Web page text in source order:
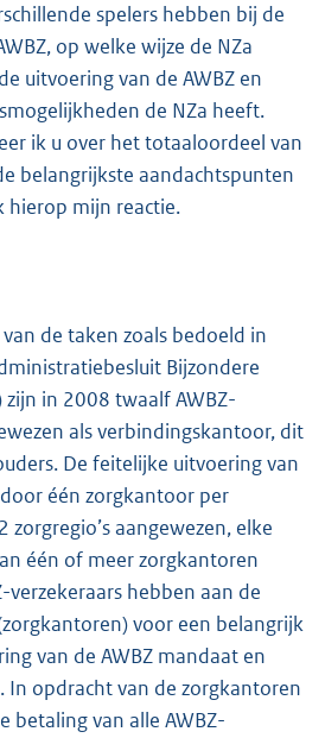
spelers hebben bij de
op welke wijze de NZa
uitvoering van de AWBZ en
de NZa heeft.
ik u over het totaaloordeel van
belangrijkste aandachtspunten
hierop mijn reactie.
de taken zoals bedoeld in
Bijzondere
zijn in 2008 twaalf AWBZ-
als verbindingskantoor, dit
De feitelijke uitvoering van
één zorgkantoor per
zorgregio’s aangewezen, elke
één of meer zorgkantoren
verzekeraars hebben aan de
voor een belangrijk
van de AWBZ mandaat en
In opdracht van de zorgkantoren
betaling van alle AWBZ-